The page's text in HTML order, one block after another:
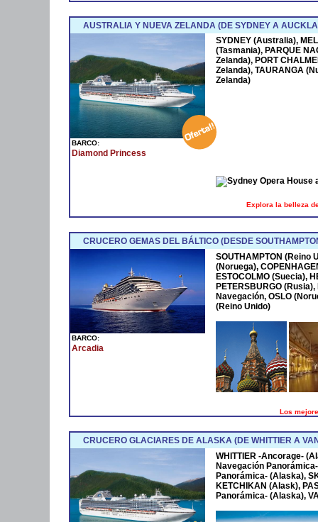
AUSTRALIA Y NUEVA ZELANDA (DE SYDNEY A
BARCO:
Diamond Princess
SYDNEY (Australia),
(Tasmania), PARQUE
Zelanda), PORT
Zelanda), TAURANGA
Zelanda)
Explora la belleza
CRUCERO GEMAS DEL BÁLTICO (DESDE
BARCO:
Arcadia
SOUTHAMPTON (Reino
(Noruega),
ESTOCOLMO (Suecia),
PETERSBURGO
Navegación, OSLO
(Reino Unido)
Los
CRUCERO GLACIARES DE ALASKA (DE WHITTIER A
WHITTIER -Ancorage-
Navegación
Panorámica- (Alaska),
KETCHIKAN (Alask),
Panorámica- (Alaska),